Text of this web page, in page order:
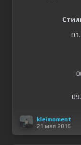
kleimoment
21 мая 2016